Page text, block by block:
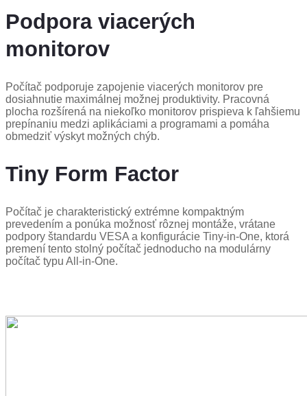
Podpora viacerých
monitorov
Počítač podporuje zapojenie viacerých monitorov pre
dosiahnutie maximálnej možnej produktivity. Pracovná
plocha rozšírená na niekoľko monitorov prispieva k ľahšiemu
prepínaniu medzi aplikáciami a programami a pomáha
obmedziť výskyt možných chýb.
Tiny Form Factor
Počítač je charakteristický extrémne kompaktným
prevedením a ponúka možnosť rôznej montáže, vrátane
podpory štandardu VESA a konfigurácie Tiny-in-One, ktorá
premení tento stolný počítač jednoducho na modulárny
počítač typu All-in-One.